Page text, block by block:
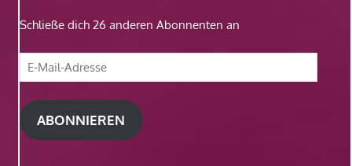
Schließe dich 26 anderen Abonnenten an
E-
Mail-
Adresse
ABONNIEREN